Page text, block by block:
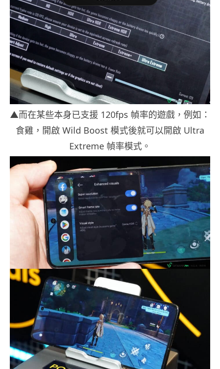
▲而在某些本身已支援 120fps 幀率的遊戲，例如：
食雞，開啟 Wild Boost 模式後就可以開啟 Ultra
Extreme 幀率模式。